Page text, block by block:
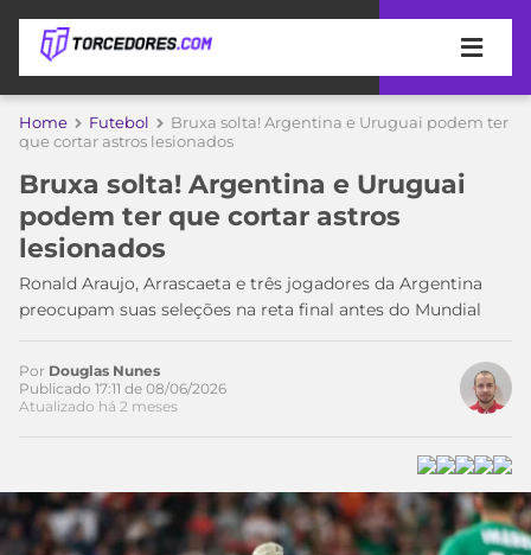
APOSTAS
DE
APOSTA
MELHORES
SITES
DE
APOSTAS
2026
BETBOOM
COPA
DO
MUNDO
TIMES
MEU
TIME
PALMEIRAS
CAMPEONATOS
SÉRIE
A
ESPORTIVA
Home Futebol
Bruxa solta! Argentina e Uruguai podem ter
que cortar astros lesionados
Bruxa solta! Argentina e Uruguai
podem ter que cortar astros
lesionados
Ronald Araujo, Arrascaeta e três jogadores da Argentina
preocupam suas seleções na reta final antes do Mundial
Por Douglas Nunes
Publicado 17:11 de 08/06/2026
Atualizado há 2 meses